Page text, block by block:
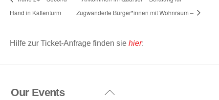
Hand in Kattenturm
Zugwanderte Bürger*innen mit Wohnraum –
Hilfe zur Ticket-Anfrage finden sie hier:
Back
Our Events